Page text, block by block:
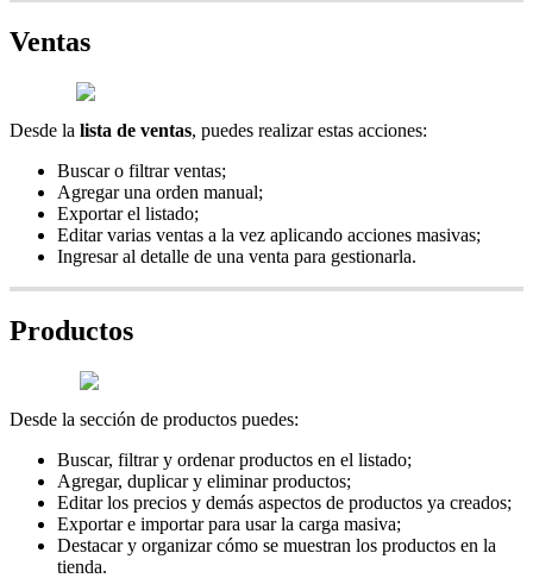
Ventas
Desde la lista de ventas, puedes realizar estas acciones:
Buscar o filtrar ventas;
Agregar una orden manual;
Exportar el listado;
Editar varias ventas a la vez aplicando acciones masivas;
Ingresar al detalle de una venta para gestionarla.
Productos
Desde la sección de productos puedes:
Buscar, filtrar y ordenar productos en el listado;
Agregar, duplicar y eliminar productos;
Editar los precios y demás aspectos de productos ya creados;
Exportar e importar para usar la carga masiva;
Destacar y organizar cómo se muestran los productos en la
tienda.